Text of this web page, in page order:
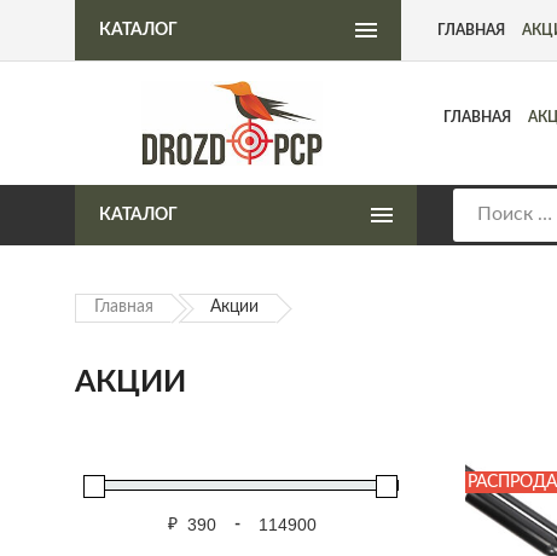
Интернет-магазин пневматического оружия
ГЛАВНАЯ
КАТАЛОГ
КАТАЛОГ ГЛАВНАЯ
Главная Акции
АКЦИИ
₽ -